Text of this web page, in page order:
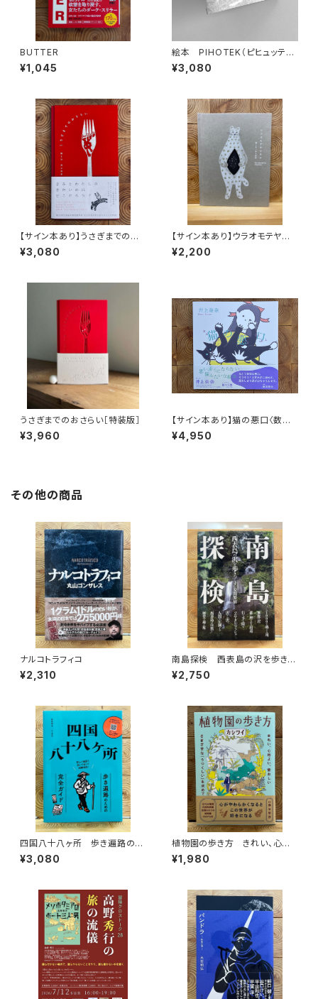
BUTTER
¥1,045
絵本 PIHOTEK（ピヒュッティ）
北極を風と歩く
¥3,080
【サイン本あり】うさぎまでのお
さらい［通常版］
¥3,080
【サイン本あり】ウラオモテヤマ
ネコ
¥2,200
うさぎまでのおさらい［特装版］
¥3,960
【サイン本あり】猫の悪口〈数量
限定・オリジナルトート付き〉
¥4,950
その他の商品
ナルコトラフィコ
¥2,310
南島探検 西表島の沢を歩きつ
くす
¥2,750
四国八十八ヶ所 歩き遍路のた
めの完全ガイド
¥3,080
植物園の歩き方 きれい、心地
よい、愛おしい さまざまな「うつ
くしい」を求めて
¥1,980